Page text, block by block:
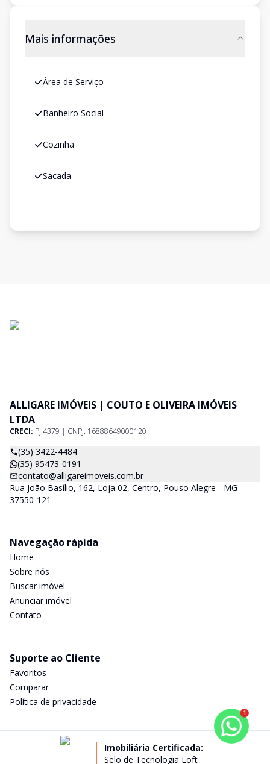
Mais informações
Área de Serviço
Banheiro Social
Cozinha
Sacada
ALLIGARE IMÓVEIS | COUTO E OLIVEIRA IMÓVEIS
LTDA
CRECI: PJ 4379 | CNPJ: 16888649000120
(35) 3422-4484
(35) 95473-0191
contato@alligareimoveis.com.br
Rua João Basílio, 162, Loja 02, Centro, Pouso Alegre - MG -
37550-121
Navegação rápida
Home
Sobre nós
Buscar imóvel
Anunciar imóvel
Contato
Suporte ao Cliente
Favoritos
Comparar
Política de privacidade
Imobiliária Certificada:
Selo de Tecnologia Loft
1